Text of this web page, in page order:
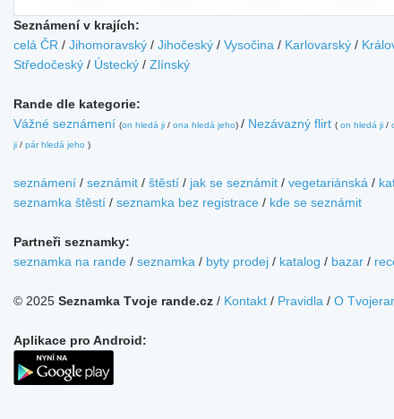
Seznámení v krajích:
celá ČR / Jihomoravský / Jihočeský / Vysočina / Karlovarský /
Středočeský / Ústecký / Zlínský
Rande dle kategorie:
Vážné seznámení (on hledá ji / ona hledá jeho) / Nezávazný flirt ( on hledá ji /
ji / pár hledá jeho )
seznámení / seznámit / štěstí / jak se seznámit / vegetariánská /
seznamka štěstí / seznamka bez registrace / kde se seznámit
Partneři seznamky:
seznamka na rande / seznamka / byty prodej / katalog / bazar /
© 2025 Seznamka Tvoje rande.cz / Kontakt / Pravidla / O
Aplikace pro Android: